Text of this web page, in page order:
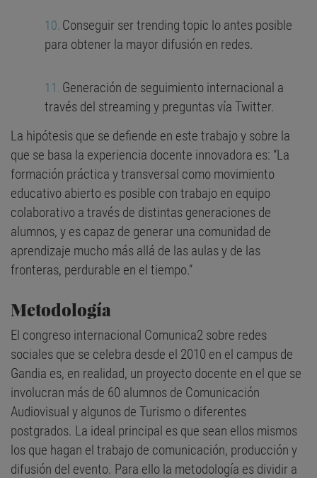
Conseguir ser trending topic lo antes posible
para obtener la mayor difusión en redes.
Generación de seguimiento internacional a
través del streaming y preguntas vía Twitter.
La hipótesis que se defiende en este trabajo y sobre la
que se basa la experiencia docente innovadora es: “La
formación práctica y transversal como movimiento
educativo abierto es posible con trabajo en equipo
colaborativo a través de distintas generaciones de
alumnos, y es capaz de generar una comunidad de
aprendizaje mucho más allá de las aulas y de las
fronteras, perdurable en el tiempo.”
Metodología
El congreso internacional Comunica2 sobre redes
sociales que se celebra desde el 2010 en el campus de
Gandia es, en realidad, un proyecto docente en el que se
involucran más de 60 alumnos de Comunicación
Audiovisual y algunos de Turismo o diferentes
postgrados. La ideal principal es que sean ellos mismos
los que hagan el trabajo de comunicación, producción y
difusión del evento. Para ello la metodología es dividir a